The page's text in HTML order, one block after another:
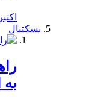
اکتبر 15, 2019
بسکتبال
به